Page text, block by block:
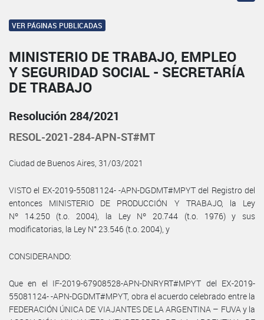
VER PÁGINAS PUBLICADAS
MINISTERIO DE TRABAJO, EMPLEO
Y SEGURIDAD SOCIAL - SECRETARÍA
DE TRABAJO
Resolución 284/2021
RESOL-2021-284-APN-ST#MT
Ciudad de Buenos Aires, 31/03/2021
VISTO el EX-2019-55081124- -APN-DGDMT#MPYT del Registro del
entonces MINISTERIO DE PRODUCCIÓN Y TRABAJO, la Ley
Nº 14.250 (t.o. 2004), la Ley Nº 20.744 (t.o. 1976) y sus
modificatorias, la Ley N° 23.546 (t.o. 2004), y
CONSIDERANDO:
Que en el IF-2019-67908528-APN-DNRYRT#MPYT del EX-2019-
55081124- -APN-DGDMT#MPYT, obra el acuerdo celebrado entre la
FEDERACIÓN ÚNICA DE VIAJANTES DE LA ARGENTINA – FUVA y la